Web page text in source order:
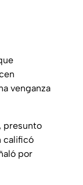
venganza
, presunto
calificó
por